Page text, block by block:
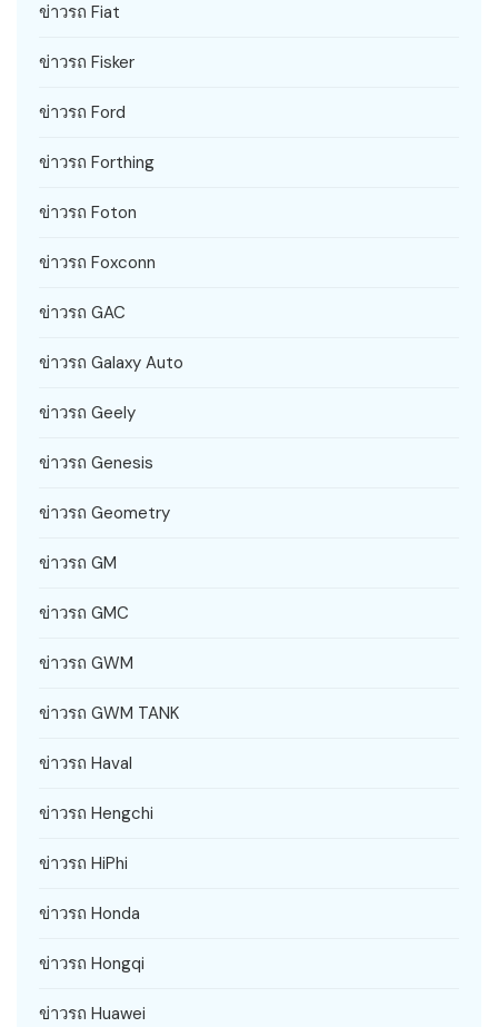
ข่าวรถ Fiat
ข่าวรถ Fisker
ข่าวรถ Ford
ข่าวรถ Forthing
ข่าวรถ Foton
ข่าวรถ Foxconn
ข่าวรถ GAC
ข่าวรถ Galaxy Auto
ข่าวรถ Geely
ข่าวรถ Genesis
ข่าวรถ Geometry
ข่าวรถ GM
ข่าวรถ GMC
ข่าวรถ GWM
ข่าวรถ GWM TANK
ข่าวรถ Haval
ข่าวรถ Hengchi
ข่าวรถ HiPhi
ข่าวรถ Honda
ข่าวรถ Hongqi
ข่าวรถ Huawei